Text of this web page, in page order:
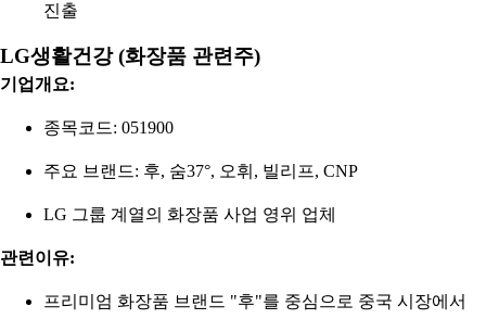
진출
LG생활건강 (화장품 관련주)
기업개요:
종목코드: 051900
주요 브랜드: 후, 숨37°, 오휘, 빌리프, CNP
LG 그룹 계열의 화장품 사업 영위 업체
관련이유:
프리미엄 화장품 브랜드 "후"를 중심으로 중국 시장에서